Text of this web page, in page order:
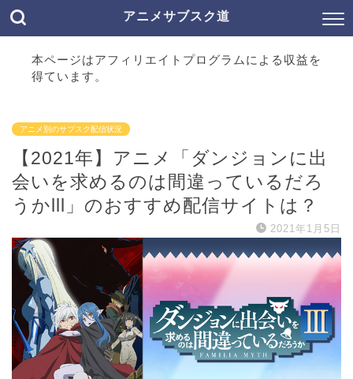
アニメサブスク道
本ページはアフィリエイトプログラムによる収益を
得ています。
アニメ別のサブスク配信状況
【2021年】アニメ「ダンジョンに出
会いを求めるのは間違っているだろ
うかlll」のおすすめ配信サイトは？
2021年1月5日